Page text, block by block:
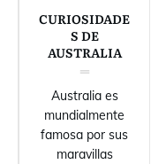
CURIOSIDADE
S DE
AUSTRALIA
Australia es
mundialmente
famosa por sus
maravillas